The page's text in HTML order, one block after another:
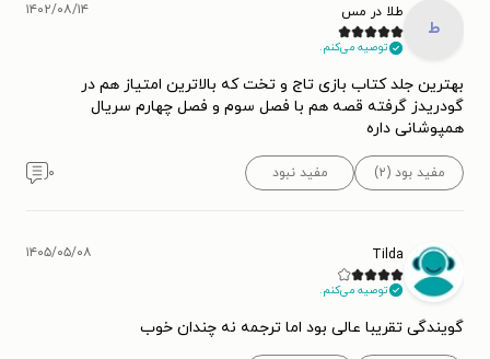
ط
طلا در مس
توصیه می‌کنم.
۱۴۰۲/۰۸/۱۴
بهترین جلد کتاب بازی تاج و تخت که بالاترین امتیاز هم در
گودریدز گرفته قصه هم با فصل سوم و فصل چهارم سریال
همپوشانی داره
مفید بود (۲) مفید نبود ۰
Tilda
توصیه می‌کنم.
۱۴۰۵/۰۵/۰۸
گویندگی تقریبا عالی بود اما ترجمه نه چندان خوب